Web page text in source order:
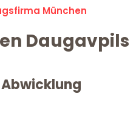
München
Daugavpils